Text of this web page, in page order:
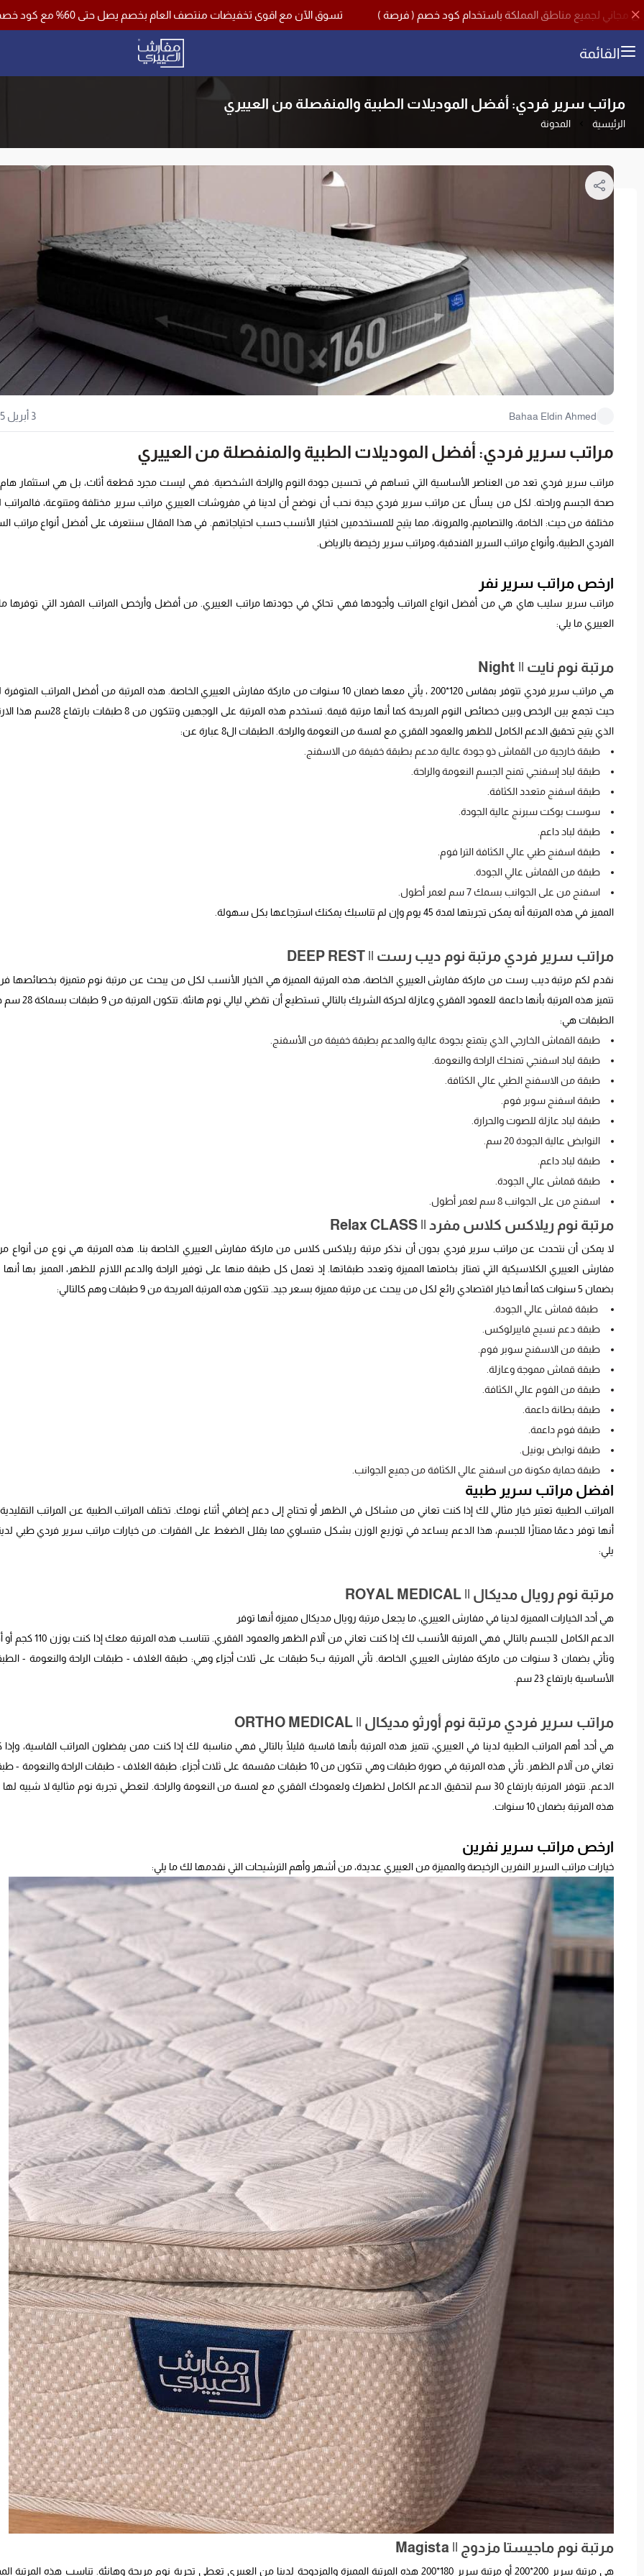
تسوق الآن مع اقوى تخفيضات منتصف العام بخصم يصل حتى 60% مع كود خصم اضافي 10% وشحن مجاني لجميع مناطق المملكة باستخدام كود خصم ( فرصة )
القائمة مفارش العييري
مراتب سرير فردي: أفضل الموديلات الطبية والمنفصلة من العييري
الرئيسية المدونة
Bahaa Eldin Ahmed 3 أبريل 2025
مراتب سرير فردي: أفضل الموديلات الطبية والمنفصلة من العييري
مراتب سرير فردي تعد من العناصر الأساسية التي تساهم في تحسين جودة النوم والراحة الشخصية. فهي ليست مجرد قطعة أثاث، بل هي استثمار
صحة الجسم وراحته. لكل من يسأل عن مراتب سرير فردي جيدة نحب أن نوضح أن لدينا في مفروشات العييري مراتب سرير مختلفة ومتنوعة، فالمراتب
مختلفة من حيث: الخامة، والتصاميم، والمرونة، مما يتيح للمستخدمين اختيار الأنسب حسب احتياجاتهم. في هذا المقال سنتعرف على أفضل أنواع مراتب
الفردي الطبية، وأنواع مراتب السرير الفندقية، ومراتب سرير رخيصة بالرياض.
ارخص مراتب سرير نفر
مراتب سرير سليب هاي هي من أفضل انواع المراتب وأجودها فهي تحاكي في جودتها مراتب العييري. من أفضل وأرخص المراتب المفرد التي توفرها
العييري ما يلي:
مرتبة نوم نايت || Night
هي مراتب سرير فردي تتوفر بمقاس 120*200 ، يأتي معها ضمان 10 سنوات من ماركة مفارش العييري الخاصة. هذه المرتبة من أفضل المراتب
حيث تجمع بين الرخص وبين خصائص النوم المريحة كما أنها مرتبة قيمة. تستخدم هذه المرتبة على الوجهين وتتكون
الذي يتيح تحقيق الدعم الكامل للظهر والعمود الفقري مع لمسة من النعومة والراحة. الطبقات ال8 عبارة عن:
طبقة خارجية من القماش ذو جودة عالية مدعم بطبقة خفيفة من الاسفنج.
طبقة لباد إسفنجي تمنح الجسم النعومة والراحة.
طبقة اسفنج متعدد الكثافة.
سوست بوكت سبرنج عالية الجودة.
طبقة لباد داعم.
طبقة اسفنج طبي عالي الكثافة الترا فوم.
طبقة من القماش عالي الجودة.
اسفنج من على الجوانب بسمك 7 سم لعمر أطول.
المميز في هذه المرتبة أنه يمكن تجربتها لمدة 45 يوم وإن لم تناسبك يمكنك استرجاعها بكل سهولة.
مراتب سرير فردي مرتبة نوم ديب رست || DEEP REST
نقدم لكم مرتبة ديب رست من ماركة مفارش العييري الخاصة، هذه المرتبة المميزة هي الخيار الأنسب لكل من يبحث عن مرتبة نوم متميزة بخصائصها
تتميز هذه المرتبة بأنها داعمة للعمود الفقري وعازلة لحركة الشريك بالتالي
الطبقات هي:
طبقة القماش الخارجي الذي يتمتع بجودة عالية والمدعم بطبقة خفيفة من الأسفنج.
طبقة لباد اسفنجي تمنحك الراحة والنعومة.
طبقة من الاسفنج الطبي عالي الكثافة.
طبقة اسفنج سوبر فوم.
طبقة لباد عازلة للصوت والحرارة.
النوابض عالية الجودة 20 سم.
طبقة لباد داعم.
طبقة قماش عالي الجودة.
اسفنج من على الجوانب 8 سم لعمر أطول.
مرتبة نوم ريلاكس كلاس مفرد || Relax CLASS
لا يمكن أن نتحدث عن مراتب سرير فردي بدون أن نذكر مرتبة ريلاكس كلاس من ماركة مفارش العييري الخاصة بنا. هذه المرتبة هي نوع من أنواع
مفارش العييري الكلاسيكية التي تمتاز بخامتها المميزة وتعدد طبقاتها. إذ تعمل كل طبقة منها على توفير الراحة والدعم اللازم للظهر، المميز بها أنها
بضمان 5 سنوات كما أنها خيار اقتصادي رائع لكل من يبحث عن مرتبة مميزة بسعر جيد. تتكون هذه المرتبة المريحة من 9 طبقات وهم كالتالي:
طبقة قماش عالي الجودة.
طبقة دعم نسيج فايبرلوكس.
طبقة من الاسفنج سوبر فوم.
طبقة قماش مموجة وعازلة.
طبقة من الفوم عالي الكثافة.
طبقة بطانة داعمة.
طبقة فوم داعمة.
طبقة نوابض بونيل.
طبقة حماية مكونة من اسفنج عالي الكثافة من جميع الجوانب.
افضل مراتب سرير طبية
المراتب الطبية تعتبر خيار مثالي لك إذا كنت تعاني من مشاكل في الظهر أو تحتاج إلى دعم إضافي أثناء نومك. تختلف المراتب الطبية عن المراتب
أنها توفر دعمًا ممتازًا للجسم، هذا الدعم يساعد في توزيع الوزن بشكل متساوي مما يقلل الضغط على الفقرات. من خيارات مراتب سرير فردي طبي
يلي:
مرتبة نوم رويال مديكال || ROYAL MEDICAL
هي أحد الخيارات المميزة لدينا في مفارش العييري، ما يجعل مرتبة رويال مديكال مميزة أنها توفر
الدعم الكامل للجسم بالتالي فهي المرتبة الأنسب لك إذا كنت تعاني من آلام الظهر والعمود الفقري.
وتأتي بضمان 3 سنوات من ماركة مفارش العييري الخاصة. تأتي المرتبة ب5 طبقات على ثلاث أجزاء وهي: طبقة الغلاف - طبقات الراحة والنعومة -
الأساسية بارتفاع 23 سم.
مراتب سرير فردي مرتبة نوم أورثو مديكال || ORTHO MEDICAL
هي أحد أهم المراتب الطبية لدينا في العييري، تتميز هذه المرتبة بأنها قاسية قليلًا بالتالي فهي مناسبة لك إذا كنت ممن يفضلون المراتب القاسية،
تعاني من آلام الظهر. تأتي هذه المرتبة في صورة طبقات وهي تتكون من 10 طبقات مقسمة على ثلاث أجزاء: طبقة الغلاف - طبقات الراحة والنعومة
الدعم. تتوفر المرتبة بارتفاع 30 سم لتحقيق الدعم الكامل لظهرك ولعمودك الفقري مع لمسة من النعومة والراحة. لتعطي تجربة نوم مثالية لا شبيه لها
هذه المرتبة بضمان 10 سنوات.
ارخص مراتب سرير نفرين
خيارات مراتب السرير النفرين الرخيصة والمميزة من العييري عديدة، من أشهر وأهم الترشيحات التي نقدمها لك ما يلي:
مرتبة نوم ماجيستا مزدوج || Magista
هي مرتبة سرير 200*200 أو مرتبة سرير 180*200 هذه المرتبة المميزة والمزدوجة لدينا من العييري تعطي تجربة نوم مريحة وهانئة. تناسب هذه المرتبة